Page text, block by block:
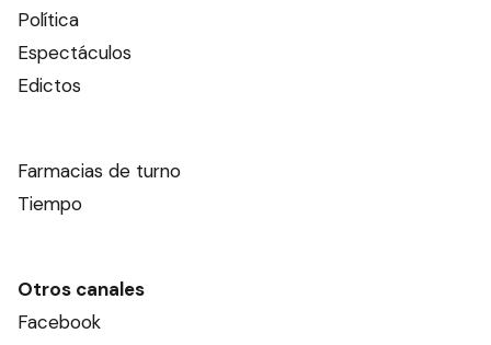
Política
Espectáculos
Edictos
Farmacias de turno
Tiempo
Otros canales
Facebook